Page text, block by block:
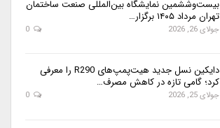
بیست‌وششمین نمایشگاه بین‌المللی صنعت ساختمان
تهران مرداد ۱۴۰۵ برگزار…
جولای 26, 2026
دایکین نسل جدید هیت‌پمپ‌های R290 را معرفی
کرد؛ گامی تازه در کاهش مصرف…
جولای 25, 2026